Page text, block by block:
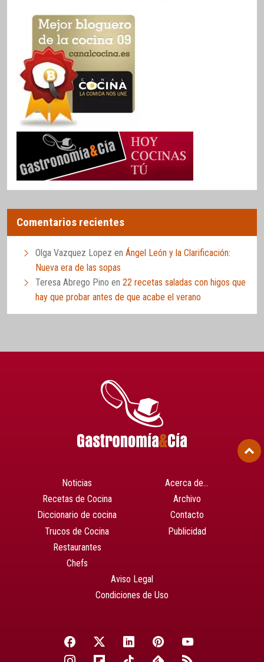
Comentarios recientes
Olga Vazquez Lopez en Ángel León y la Clarificación:
Nueva era de las sopas
Teresa Abrego Pino en 22 recetas saladas con higos que
hay que probar antes de que acabe el verano
Noticias
Recetas de Cocina
Diccionario de cocina
Trucos de Cocina
Restaurantes
Chefs
Acerca de…
Archivo
Contacto
Publicidad
Aviso Legal
Condiciones de Uso